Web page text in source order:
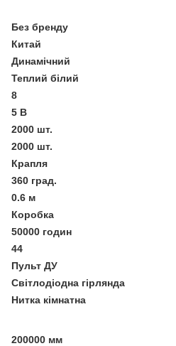
Без бренду
Китай
Динамічний
Теплий білий
8
5 В
2000 шт.
2000 шт.
Крапля
360 град.
0.6 м
Коробка
50000 годин
44
Пульт ДУ
Світлодіодна гірлянда
Нитка кімнатна
200000 мм